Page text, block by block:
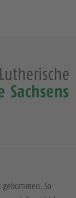
So